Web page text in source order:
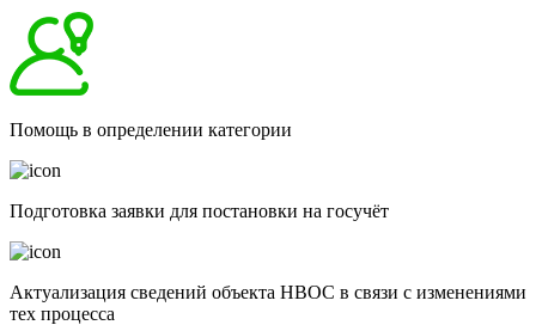
Помощь в определении категории
Подготовка заявки для постановки на госучёт
Актуализация сведений объекта НВОС в связи с изменениями
тех процесса